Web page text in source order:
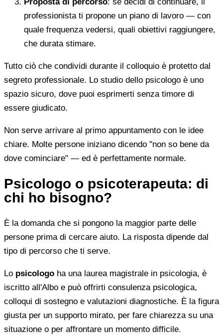
professionista ti propone un piano di lavoro — con
quale frequenza vedersi, quali obiettivi raggiungere,
che durata stimare.
Tutto ciò che condividi durante il colloquio è protetto dal
segreto professionale. Lo studio dello psicologo è uno
spazio sicuro, dove puoi esprimerti senza timore di
essere giudicato.
Non serve arrivare al primo appuntamento con le idee
chiare. Molte persone iniziano dicendo "non so bene da
dove cominciare" — ed è perfettamente normale.
Psicologo o psicoterapeuta: di
chi ho bisogno?
È la domanda che si pongono la maggior parte delle
persone prima di cercare aiuto. La risposta dipende dal
tipo di percorso che ti serve.
Lo psicologo ha una laurea magistrale in psicologia, è
iscritto all'Albo e può offrirti consulenza psicologica,
colloqui di sostegno e valutazioni diagnostiche. È la figura
giusta per un supporto mirato, per fare chiarezza su una
situazione o per affrontare un momento difficile.